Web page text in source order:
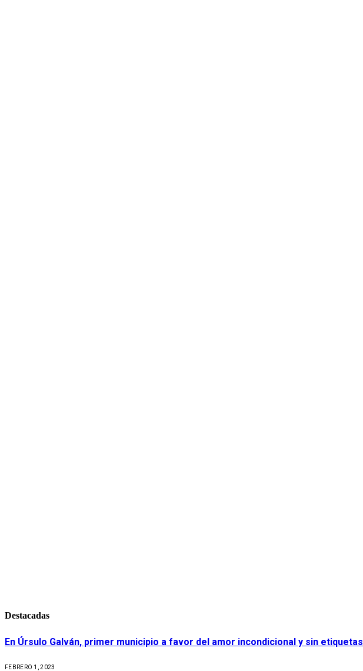
Destacadas
En Úrsulo Galván, primer municipio a favor del amor incondicional y sin etiquetas
FEBRERO 1, 2023